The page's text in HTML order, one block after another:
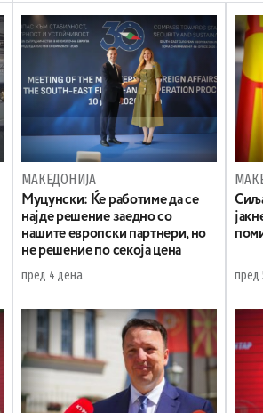
МАКЕДОНИЈА
Муцунски: Ќе работиме да се
најде решение заедно со
нашите европски партнери, но
не решение по секоја цена
пред 4 дена пред